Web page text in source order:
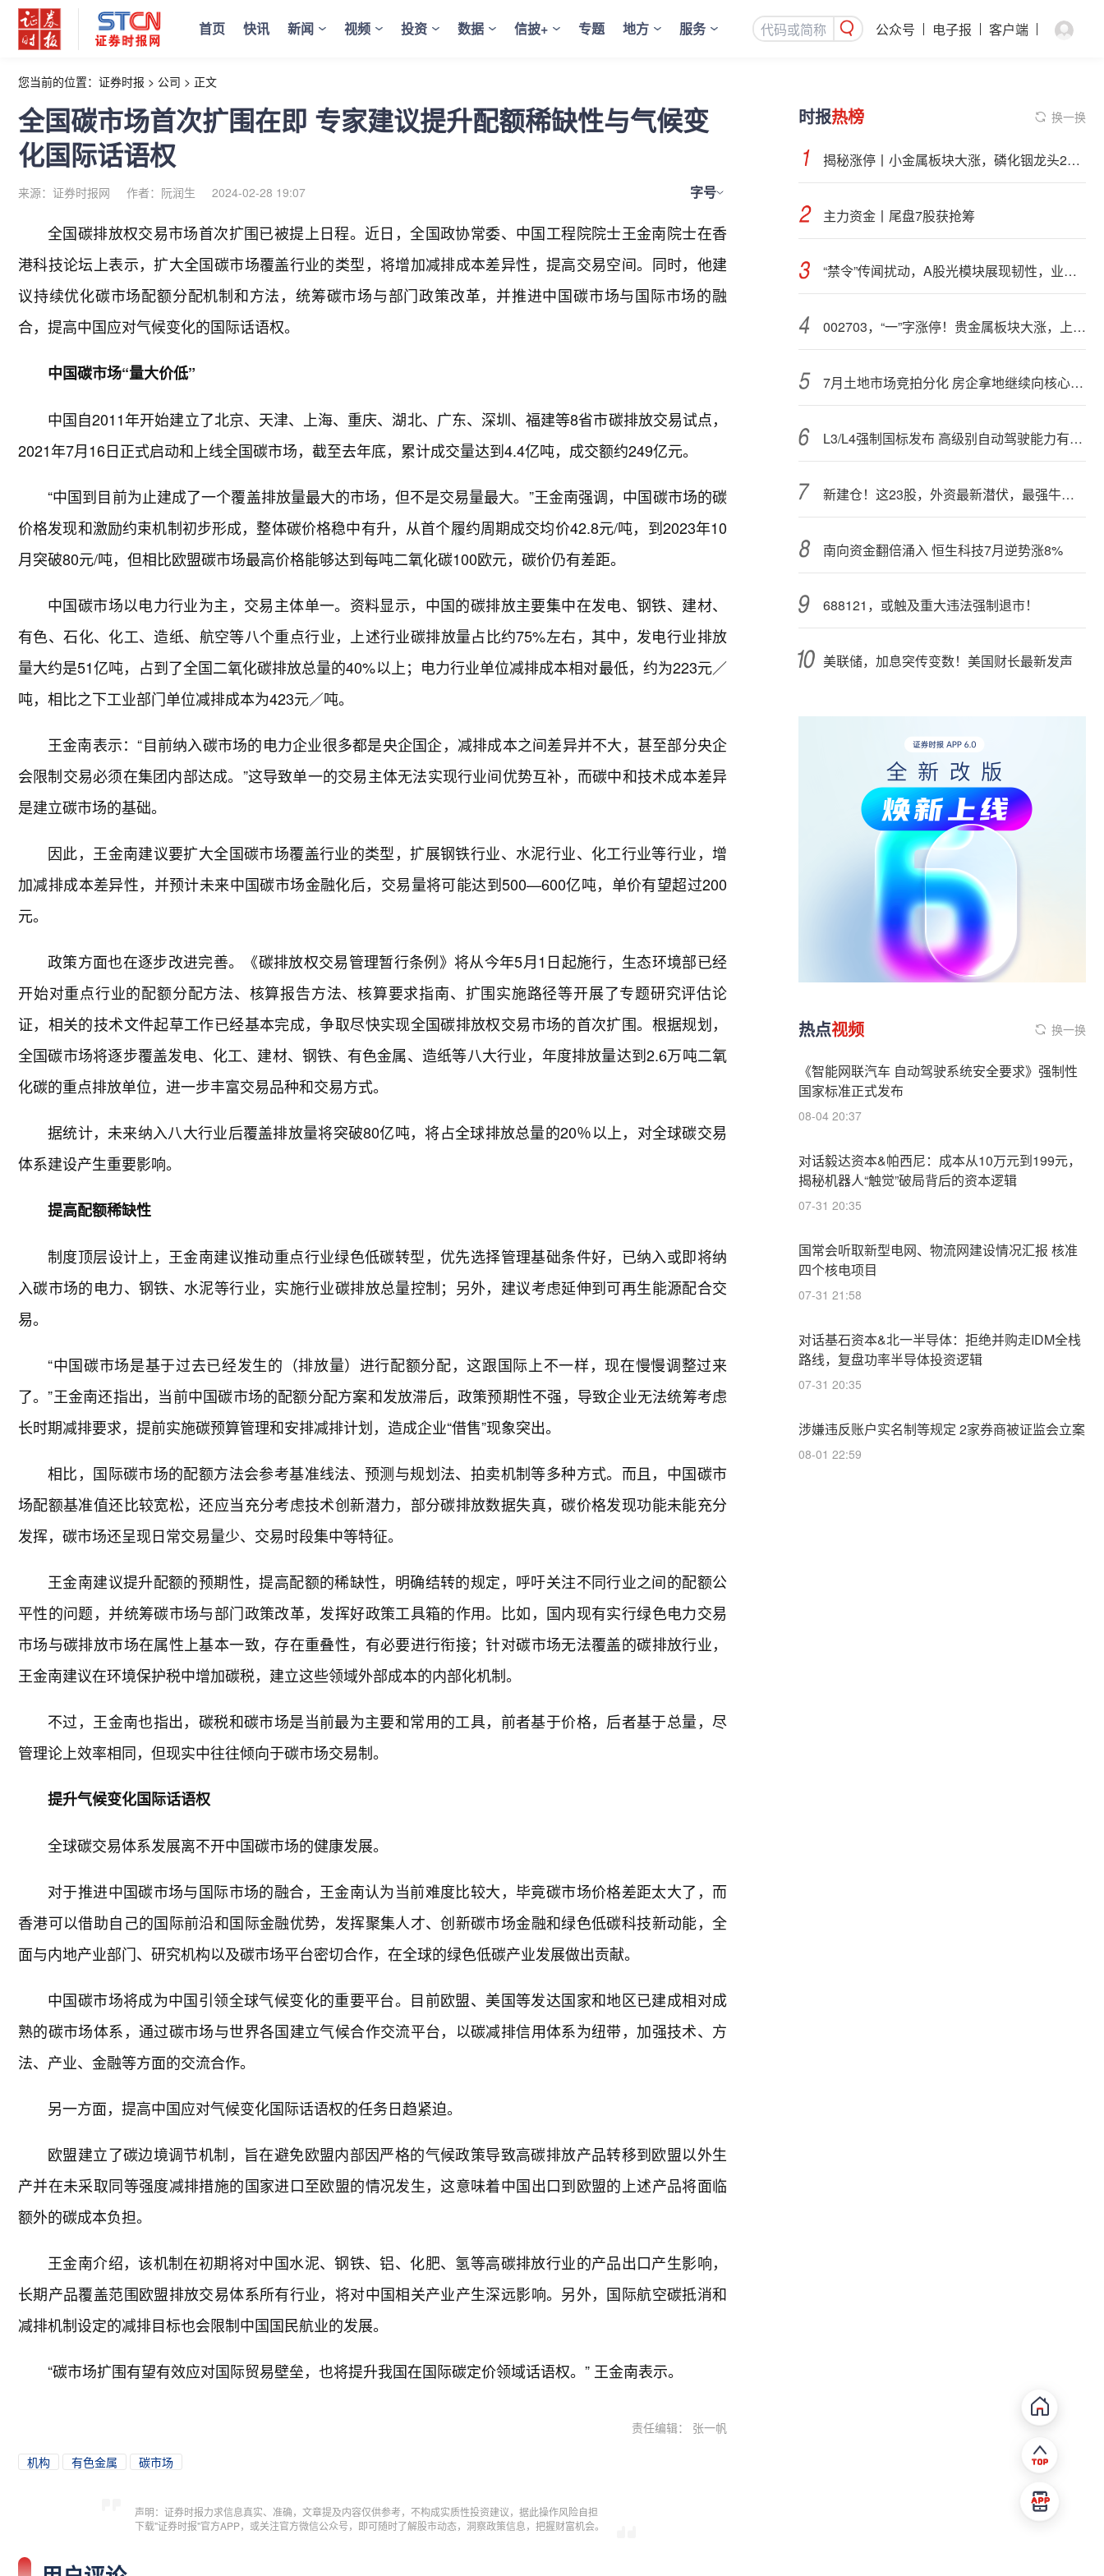
首页 快讯 新闻 视频 投资 数据 信披+ 专题 地方 服务 公众号 电子报 客户端
您当前的位置： 证券时报 > 公司 > 正文
全国碳市场首次扩围在即 专家建议提升配额稀缺性与气候变
化国际话语权
来源：证券时报网 作者：阮润生 2024-02-28 19:07 字号
全国碳排放权交易市场首次扩围已被提上日程。近日，全国政协常委、中国工程院院士王金南院士在香
港科技论坛上表示，扩大全国碳市场覆盖行业的类型，将增加减排成本差异性，提高交易空间。同时，他建
议持续优化碳市场配额分配机制和方法，统筹碳市场与部门政策改革，并推进中国碳市场与国际市场的融
合，提高中国应对气候变化的国际话语权。
中国碳市场“量大价低”
中国自2011年开始建立了北京、天津、上海、重庆、湖北、广东、深圳、福建等8省市碳排放交易试点，
2021年7月16日正式启动和上线全国碳市场，截至去年底，累计成交量达到4.4亿吨，成交额约249亿元。
“中国到目前为止建成了一个覆盖排放量最大的市场，但不是交易量最大。”王金南强调，中国碳市场的碳
价格发现和激励约束机制初步形成，整体碳价格稳中有升，从首个履约周期成交均价42.8元/吨，到2023年10
月突破80元/吨，但相比欧盟碳市场最高价格能够达到每吨二氧化碳100欧元，碳价仍有差距。
中国碳市场以电力行业为主，交易主体单一。资料显示，中国的碳排放主要集中在发电、钢铁、建材、
有色、石化、化工、造纸、航空等八个重点行业，上述行业碳排放量占比约75%左右，其中，发电行业排放
量大约是51亿吨，占到了全国二氧化碳排放总量的40%以上；电力行业单位减排成本相对最低，约为223元／
吨，相比之下工业部门单位减排成本为423元／吨。
王金南表示：“目前纳入碳市场的电力企业很多都是央企国企，减排成本之间差异并不大，甚至部分央企
会限制交易必须在集团内部达成。”这导致单一的交易主体无法实现行业间优势互补，而碳中和技术成本差异
是建立碳市场的基础。
因此，王金南建议要扩大全国碳市场覆盖行业的类型，扩展钢铁行业、水泥行业、化工行业等行业，增
加减排成本差异性，并预计未来中国碳市场金融化后，交易量将可能达到500—600亿吨，单价有望超过200
元。
政策方面也在逐步改进完善。《碳排放权交易管理暂行条例》将从今年5月1日起施行，生态环境部已经
开始对重点行业的配额分配方法、核算报告方法、核算要求指南、扩围实施路径等开展了专题研究评估论
证，相关的技术文件起草工作已经基本完成，争取尽快实现全国碳排放权交易市场的首次扩围。根据规划，
全国碳市场将逐步覆盖发电、化工、建材、钢铁、有色金属、造纸等八大行业，年度排放量达到2.6万吨二氧
化碳的重点排放单位，进一步丰富交易品种和交易方式。
据统计，未来纳入八大行业后覆盖排放量将突破80亿吨，将占全球排放总量的20％以上，对全球碳交易
体系建设产生重要影响。
提高配额稀缺性
制度顶层设计上，王金南建议推动重点行业绿色低碳转型，优先选择管理基础条件好，已纳入或即将纳
入碳市场的电力、钢铁、水泥等行业，实施行业碳排放总量控制；另外，建议考虑延伸到可再生能源配合交
易。
“中国碳市场是基于过去已经发生的（排放量）进行配额分配，这跟国际上不一样，现在慢慢调整过来
了。”王金南还指出，当前中国碳市场的配额分配方案和发放滞后，政策预期性不强，导致企业无法统筹考虑
长时期减排要求，提前实施碳预算管理和安排减排计划，造成企业“借售”现象突出。
相比，国际碳市场的配额方法会参考基准线法、预测与规划法、拍卖机制等多种方式。而且，中国碳市
场配额基准值还比较宽松，还应当充分考虑技术创新潜力，部分碳排放数据失真，碳价格发现功能未能充分
发挥，碳市场还呈现日常交易量少、交易时段集中等特征。
王金南建议提升配额的预期性，提高配额的稀缺性，明确结转的规定，呼吁关注不同行业之间的配额公
平性的问题，并统筹碳市场与部门政策改革，发挥好政策工具箱的作用。比如，国内现有实行绿色电力交易
市场与碳排放市场在属性上基本一致，存在重叠性，有必要进行衔接；针对碳市场无法覆盖的碳排放行业，
王金南建议在环境保护税中增加碳税，建立这些领域外部成本的内部化机制。
不过，王金南也指出，碳税和碳市场是当前最为主要和常用的工具，前者基于价格，后者基于总量，尽
管理论上效率相同，但现实中往往倾向于碳市场交易制。
提升气候变化国际话语权
全球碳交易体系发展离不开中国碳市场的健康发展。
对于推进中国碳市场与国际市场的融合，王金南认为当前难度比较大，毕竟碳市场价格差距太大了，而
香港可以借助自己的国际前沿和国际金融优势，发挥聚集人才、创新碳市场金融和绿色低碳科技新动能，全
面与内地产业部门、研究机构以及碳市场平台密切合作，在全球的绿色低碳产业发展做出贡献。
中国碳市场将成为中国引领全球气候变化的重要平台。目前欧盟、美国等发达国家和地区已建成相对成
熟的碳市场体系，通过碳市场与世界各国建立气候合作交流平台，以碳减排信用体系为纽带，加强技术、方
法、产业、金融等方面的交流合作。
另一方面，提高中国应对气候变化国际话语权的任务日趋紧迫。
欧盟建立了碳边境调节机制，旨在避免欧盟内部因严格的气候政策导致高碳排放产品转移到欧盟以外生
产并在未采取同等强度减排措施的国家进口至欧盟的情况发生，这意味着中国出口到欧盟的上述产品将面临
额外的碳成本负担。
王金南介绍，该机制在初期将对中国水泥、钢铁、铝、化肥、氢等高碳排放行业的产品出口产生影响，
长期产品覆盖范围欧盟排放交易体系所有行业，将对中国相关产业产生深远影响。另外，国际航空碳抵消和
减排机制设定的减排目标也会限制中国国民航业的发展。
“碳市场扩围有望有效应对国际贸易壁垒，也将提升我国在国际碳定价领域话语权。” 王金南表示。
责任编辑： 张一帆
机构 有色金属 碳市场
声明：证券时报力求信息真实、准确，文章提及内容仅供参考，不构成实质性投资建议，据此操作风险自担
下载"证券时报"官方APP，或关注官方微信公众号，即可随时了解股市动态，洞察政策信息，把握财富机会。
时报热榜 换一换
揭秘涨停丨小金属板块大涨，磷化铟龙头2连板
主力资金丨尾盘7股获抢筹
“禁令”传闻扰动，A股光模块展现韧性，业内人士：预计落地难度大
002703，“一”字涨停！贵金属板块大涨，上市公司盈利集体高增（附股）
7月土地市场竞拍分化 房企拿地继续向核心城市聚集
L3/L4强制国标发布 高级别自动驾驶能力有望看齐“老司机”
新建仓！这23股，外资最新潜伏，最强牛股在列
南向资金翻倍涌入 恒生科技7月逆势涨8%
688121，或触及重大违法强制退市！
美联储，加息突传变数！美国财长最新发声
热点视频 换一换
《智能网联汽车 自动驾驶系统安全要求》强制性
国家标准正式发布
08-04 20:37
对话毅达资本&帕西尼：成本从10万元到199元，
揭秘机器人“触觉”破局背后的资本逻辑
07-31 20:35
国常会听取新型电网、物流网建设情况汇报 核准
四个核电项目
07-31 21:58
对话基石资本&北一半导体：拒绝并购走IDM全栈
路线，复盘功率半导体投资逻辑
07-31 20:35
涉嫌违反账户实名制等规定 2家券商被证监会立案
08-01 22:59